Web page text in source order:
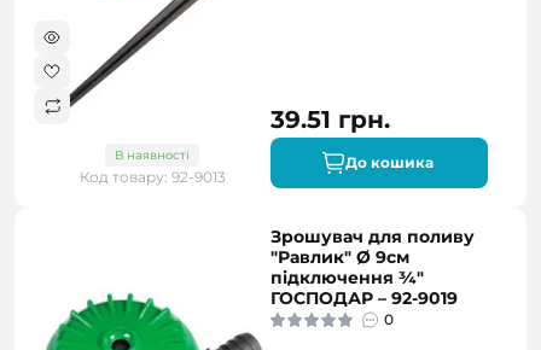
В наявності
Код товару: 92-9013
39.51 грн.
До кошика
Зрошувач для поливу
"Равлик" Ø 9см
підключення ¾"
ГОСПОДАР – 92-9019
0